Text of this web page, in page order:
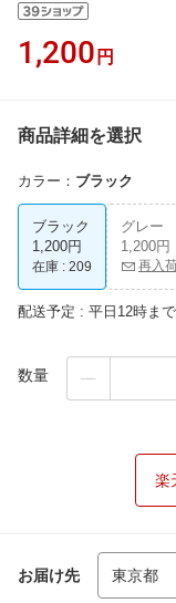
1,200 円
商品詳細を選択
カラー ： ブラック
ブラック
1,200円
在庫 : 209
グレー
1,200円
再入
配送予定 : 平日12時ま
数量
楽
お届け先